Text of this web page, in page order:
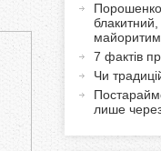
в
а
7 фактів
Чи
лише